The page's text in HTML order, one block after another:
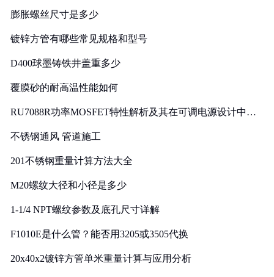
膨胀螺丝尺寸是多少
镀锌方管有哪些常见规格和型号
D400球墨铸铁井盖重多少
覆膜砂的耐高温性能如何
RU7088R功率MOSFET特性解析及其在可调电源设计中的
不锈钢通风 管道施工
201不锈钢重量计算方法大全
M20螺纹大径和小径是多少
1-1/4 NPT螺纹参数及底孔尺寸详解
F1010E是什么管？能否用3205或3505代换
20x40x2镀锌方管单米重量计算与应用分析